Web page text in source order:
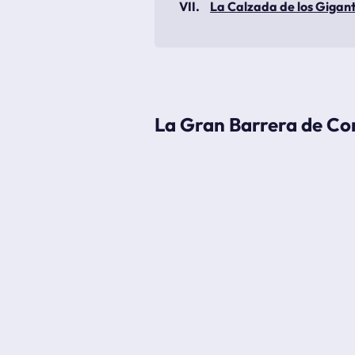
La Calzada de los
La Gran Barrera de